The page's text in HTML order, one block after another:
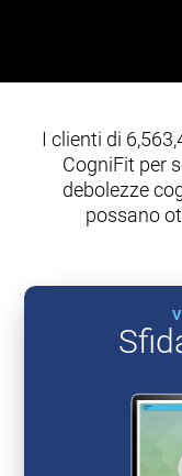
I clienti di
CogniFit per
debolezze
possano